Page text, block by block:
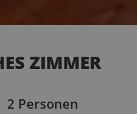
ZIMMER
2 Personen